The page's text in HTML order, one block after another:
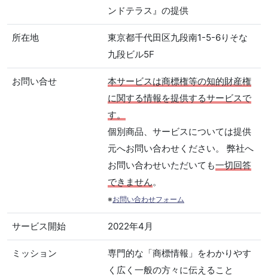
ンドテラス』の提供
所在地
東京都千代田区九段南1-5-6りそな
九段ビル5F
お問い合せ
本サービスは商標権等の知的財産権
に関する情報を提供するサービスで
す。
個別商品、サービスについては提供
元へお問い合わせください。 弊社へ
お問い合わせいただいても一切回答
できません。
※お問い合わせフォーム
サービス開始 2022年4月
ミッション
専門的な「商標情報」をわかりやす
く広く一般の方々に伝えること